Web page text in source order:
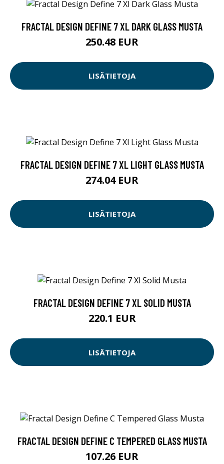
FRACTAL DESIGN DEFINE 7 XL DARK GLASS MUSTA
250.48 EUR
LISÄTIETOJA
FRACTAL DESIGN DEFINE 7 XL LIGHT GLASS MUSTA
274.04 EUR
LISÄTIETOJA
FRACTAL DESIGN DEFINE 7 XL SOLID MUSTA
220.1 EUR
LISÄTIETOJA
FRACTAL DESIGN DEFINE C TEMPERED GLASS MUSTA
107.26 EUR